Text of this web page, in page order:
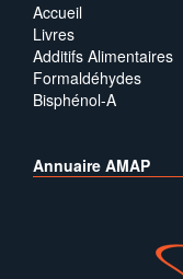
Accueil
Livres
Additifs Alimentaires
Formaldéhydes
Bisphénol-A
Annuaire AMAP